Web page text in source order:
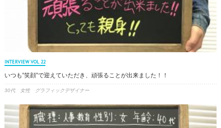
INTERVIEW VOL 22
いつも”笑顔”で迎えていただき、頑張ることが出来ました！！
30代 女性 グラフィックデザイナー